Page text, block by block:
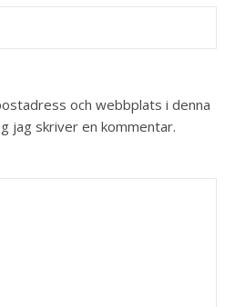
och webbplats i denna
jag skriver en kommentar.